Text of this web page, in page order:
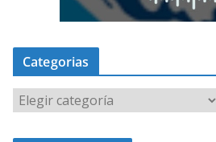
Categorias
a
t